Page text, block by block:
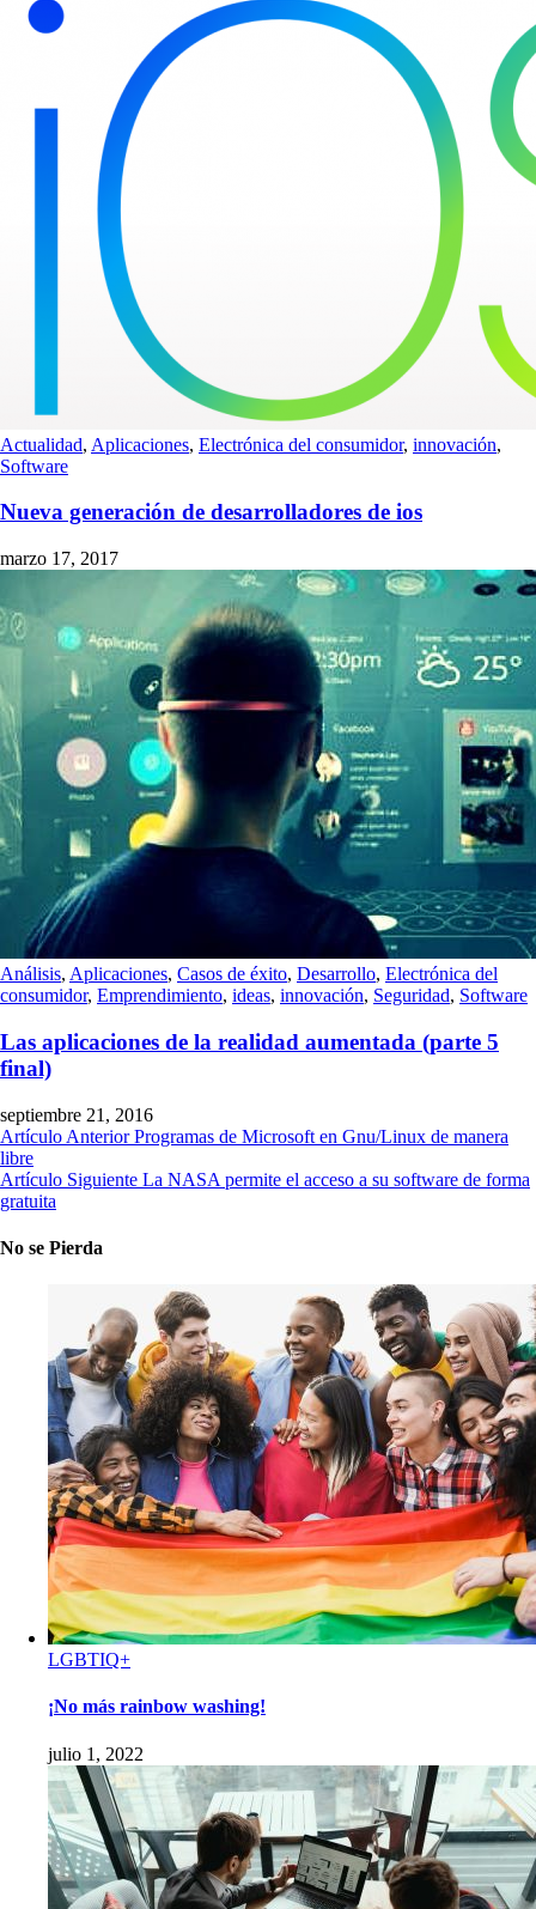
Actualidad, Aplicaciones, Electrónica del consumidor, innovación,
Software
Nueva generación de desarrolladores de ios
marzo 17, 2017
Análisis, Aplicaciones, Casos de éxito, Desarrollo, Electrónica del
consumidor, Emprendimiento, ideas, innovación, Seguridad, Software
Las aplicaciones de la realidad aumentada (parte 5
final)
septiembre 21, 2016
Artículo Anterior Programas de Microsoft en Gnu/Linux de manera
libre
Artículo Siguiente La NASA permite el acceso a su software de forma
gratuita
No se Pierda
LGBTIQ+
¡No más rainbow washing!
julio 1, 2022